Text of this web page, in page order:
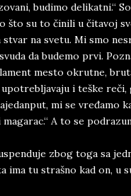
budimo delikatni.“
što su to činili u čitavoj
stvar na svetu. Mi smo
da budemo prvi.
mesto okrutne,
i teške reči,
mi se vređamo
A to se
zbog toga sa
ima tu strašno kad on, u